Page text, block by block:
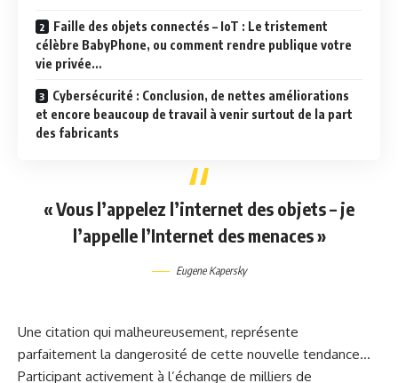
Faille des objets connectés – IoT : Le tristement
célèbre BabyPhone, ou comment rendre publique votre
vie privée…
Cybersécurité : Conclusion, de nettes améliorations
et encore beaucoup de travail à venir surtout de la part
des fabricants
« Vous l’appelez l’internet des objets – je
l’appelle l’Internet des menaces »
Eugene Kapersky
Une citation qui malheureusement, représente
parfaitement la dangerosité de cette nouvelle tendance…
Participant activement à l’échange de milliers de